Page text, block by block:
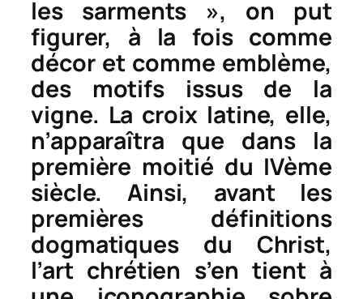
les sarments », on put
figurer, à la fois comme
décor et comme emblème,
des motifs issus de la
vigne. La croix latine, elle,
n’apparaîtra que dans la
première moitié du IVème
siècle. Ainsi, avant les
premières définitions
dogmatiques du Christ,
l’art chrétien s’en tient à